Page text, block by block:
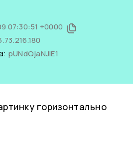
07:30:51 +0000
pUNdQjaNJiE1
горизонтально